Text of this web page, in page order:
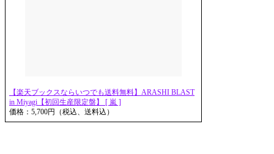
【楽天ブックスならいつでも送料無料】ARASHI BLAST
in Miyagi【初回生産限定盤】 [ 嵐 ]
価格：5,700円（税込、送料込）